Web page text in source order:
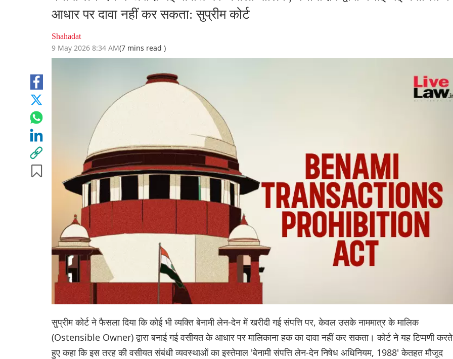
आधार पर दावा नहीं कर सकता: सुप्रीम कोर्ट
Shahadat
9 May 2026 8:34 AM(7 mins read )
सुप्रीम कोर्ट ने फैसला दिया कि कोई भी व्यक्ति बेनामी लेन-देन में खरीदी गई संपत्ति पर, केवल उसके नाममात्र के मालिक
(Ostensible Owner) द्वारा बनाई गई वसीयत के आधार पर मालिकाना हक का दावा नहीं कर सकता। कोर्ट ने यह टिप्पणी करते
हुए कहा कि इस तरह की वसीयत संबंधी व्यवस्थाओं का इस्तेमाल 'बेनामी संपत्ति लेन-देन निषेध अधिनियम, 1988' केतहत मौजूद